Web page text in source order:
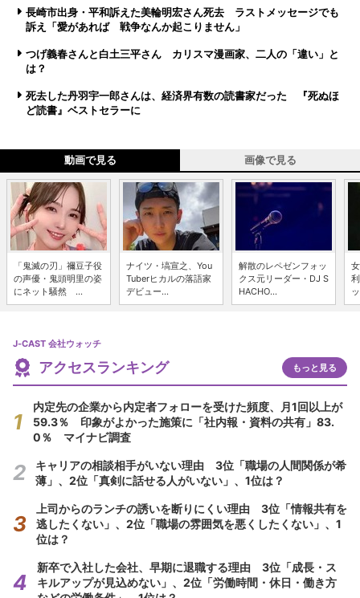
長崎市出身・平和訴えた美輪明宏さん死去 ラストメッセージでも
訴え「愛があれば 戦争なんか起こりません」
つげ義春さんと白土三平さん カリスマ漫画家、二人の「違い」と
は？
死去した丹羽宇一郎さんは、経済界有数の読書家だった 『死ぬほ
ど読書』ベストセラーに
動画で見る 画像で見る
「鬼滅の刃」禰豆子役
の声優・鬼頭明里の姿
にネット騒然 ...
ナイツ・塙宣之、You
Tuberヒカルの落語家
デビュー...
解散のレペゼンフォッ
クス元リーダー・DJ S
HACHO...
J-CAST 会社ウォッチ
アクセスランキング もっと見る
内定先の企業から内定者フォローを受けた頻度、月1回以上が
59.3％ 印象がよかった施策に「社内報・資料の共有」83.
0％ マイナビ調査
キャリアの相談相手がいない理由 3位「職場の人間関係が希
薄」、2位「真剣に話せる人がいない」、1位は？
上司からのランチの誘いを断りにくい理由 3位「情報共有を
逃したくない」、2位「職場の雰囲気を悪くしたくない」、1
位は？
新卒で入社した会社、早期に退職する理由 3位「成長・ス
キルアップが見込めない」、2位「労働時間・休日・働き方